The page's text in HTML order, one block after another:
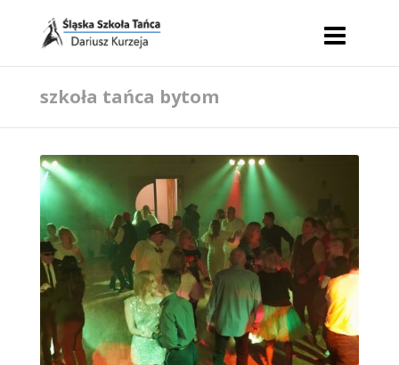
szkoła tańca bytom